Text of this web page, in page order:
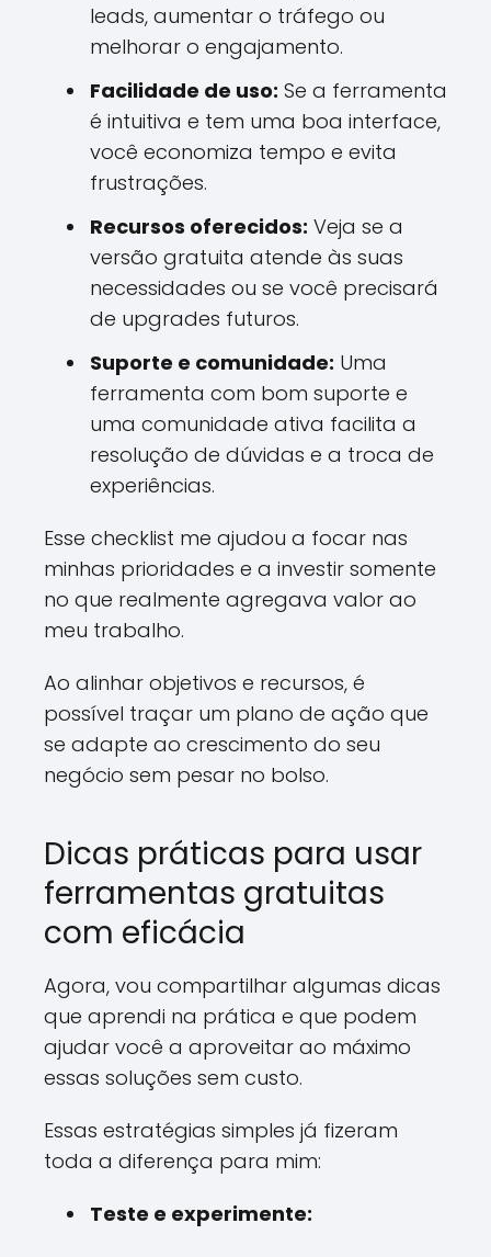
leads, aumentar o tráfego ou
melhorar o engajamento.
Facilidade de uso: Se a ferramenta
é intuitiva e tem uma boa interface,
você economiza tempo e evita
frustrações.
Recursos oferecidos: Veja se a
versão gratuita atende às suas
necessidades ou se você precisará
de upgrades futuros.
Suporte e comunidade: Uma
ferramenta com bom suporte e
uma comunidade ativa facilita a
resolução de dúvidas e a troca de
experiências.
Esse checklist me ajudou a focar nas
minhas prioridades e a investir somente
no que realmente agregava valor ao
meu trabalho.
Ao alinhar objetivos e recursos, é
possível traçar um plano de ação que
se adapte ao crescimento do seu
negócio sem pesar no bolso.
Dicas práticas para usar
ferramentas gratuitas
com eficácia
Agora, vou compartilhar algumas dicas
que aprendi na prática e que podem
ajudar você a aproveitar ao máximo
essas soluções sem custo.
Essas estratégias simples já fizeram
toda a diferença para mim:
Teste e experimente: